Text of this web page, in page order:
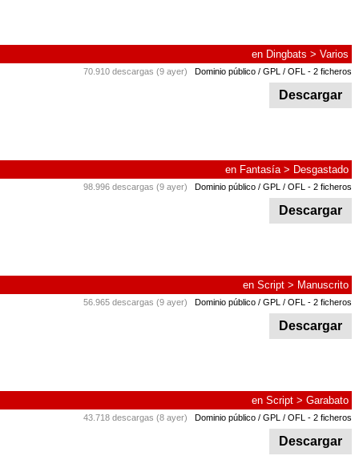
en Dingbats > Varios
70.910 descargas (9 ayer) Dominio público / GPL / OFL - 2 ficheros
Descargar
en Fantasía> Desgastado
98.996 descargas (9 ayer) Dominio público / GPL / OFL - 2 ficheros
Descargar
en Script > Manuscrito
56.965 descargas (9 ayer) Dominio público / GPL / OFL - 2 ficheros
Descargar
en Script > Garabato
43.718 descargas (8 ayer) Dominio público / GPL / OFL - 2 ficheros
Descargar